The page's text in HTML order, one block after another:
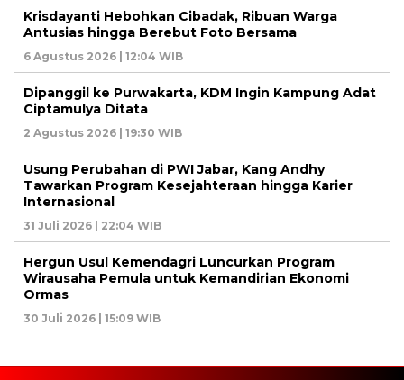
Krisdayanti Hebohkan Cibadak, Ribuan Warga
Antusias hingga Berebut Foto Bersama
6 Agustus 2026 | 12:04 WIB
Dipanggil ke Purwakarta, KDM Ingin Kampung Adat
Ciptamulya Ditata
2 Agustus 2026 | 19:30 WIB
Usung Perubahan di PWI Jabar, Kang Andhy
Tawarkan Program Kesejahteraan hingga Karier
Internasional
31 Juli 2026 | 22:04 WIB
Hergun Usul Kemendagri Luncurkan Program
Wirausaha Pemula untuk Kemandirian Ekonomi
Ormas
30 Juli 2026 | 15:09 WIB